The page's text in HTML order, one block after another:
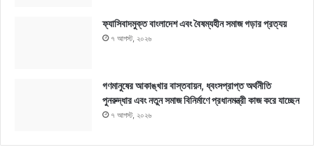
ফ্যাসিবাদমুক্ত বাংলাদেশ এবং বৈষম্যহীন সমাজ গড়ার প্রত্যয়
৭ আগস্ট, ২০২৬
গণমানুষের আকাঙ্খার বাস্তবায়ন, ধ্বংসপ্রাপ্ত অর্থনীতি
পুনরুদ্ধার এবং নতুন সমাজ বিনির্মাণে প্রধানমন্ত্রী কাজ করে যাচ্ছেন
৭ আগস্ট, ২০২৬